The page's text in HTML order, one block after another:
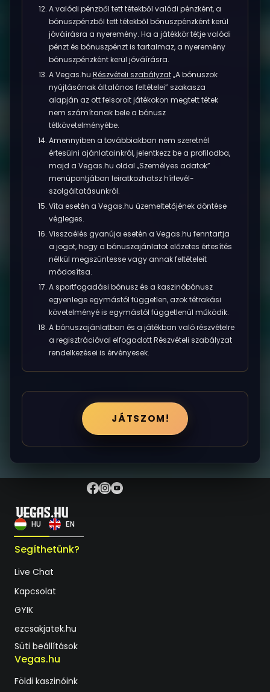
A valódi pénzből tett tétekből valódi pénzként, a
bónuszpénzből tett tétekből bónuszpénzként kerül
jóváírásra a nyeremény. Ha a játékkör tétje valódi
pénzt és bónuszpénzt is tartalmaz, a nyeremény
bónuszpénzként kerül jóváírásra.
A Vegas.hu Részvételi szabályzat„A bónuszok
nyújtásának általános feltételei” szakasza
alapján az ott felsorolt játékokon megtett tétek
nem számítanak bele a bónusz
tétkövetelményébe.
Amennyiben a továbbiakban nem szeretnél
értesülni ajánlatainkról, jelentkezz be a profilodba,
majd a Vegas.hu oldal „Személyes adatok”
menüpontjában leiratkozhatsz hírlevél-
szolgáltatásunkról.
Vita esetén a Vegas.hu üzemeltetőjének döntése
végleges.
Visszaélés gyanúja esetén a Vegas.hu fenntartja
a jogot, hogy a bónuszajánlatot előzetes értesítés
nélkül megszüntesse vagy annak feltételeit
módosítsa.
A sportfogadási bónusz és a kaszinóbónusz
egyenlege egymástól független, azok tétrakási
követelményé is egymástól függetlenül működik.
A bónuszajánlatban és a játékban való részvételre
a regisztrációval elfogadott Részvételi szabályzat
rendelkezései is érvényesek.
JÁTSZOM!
Segíthetünk?
Live Chat
Kapcsolat
GYIK
ezcsakjatek.hu
Süti beállítások
Vegas.hu
Földi kaszinóink
HU EN